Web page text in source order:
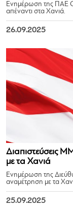
Ενημέρωση της ΠΑΕ
απέναντι στα Χανιά.
26.09.2025
Διαπιστεύσεις
με τα Χανιά
Ενημέρωση της
αναμέτρηση με τα
25.09.2025